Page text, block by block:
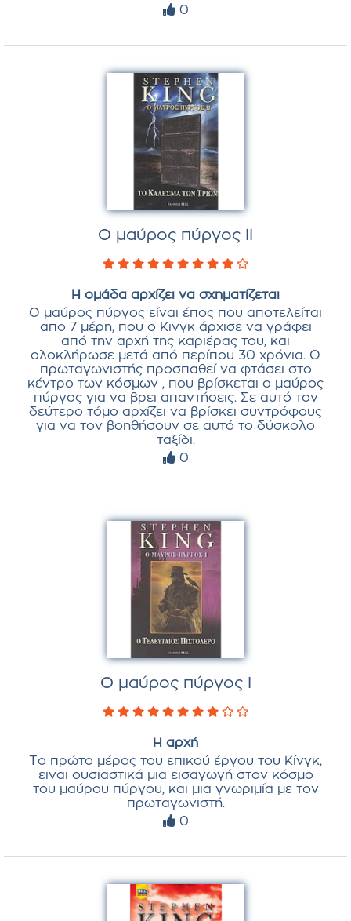
0
Ο μαύρος πύργος ΙΙ
Η ομάδα αρχίζει να σχηματίζεται
Ο μαύρος πύργος είναι έπος που αποτελείται
απο 7 μέρη, που ο Κινγκ άρχισε να γράφει
από την αρχή της καριέρας του, και
ολοκλήρωσε μετά από περίπου 30 χρόνια. Ο
πρωταγωνιστής προσπαθεί να φτάσει στο
κέντρο των κόσμων , που βρίσκεται ο μαύρος
πύργος για να βρει απαντήσεις. Σε αυτό τον
δεύτερο τόμο αρχίζει να βρίσκει συντρόφους
για να τον βοηθήσουν σε αυτό το δύσκολο
ταξίδι.
0
Ο μαύρος πύργος I
Η αρχή
Το πρώτο μέρος του επικού έργου του Κίνγκ,
ειναι ουσιαστικά μια εισαγωγή στον κόσμο
του μαύρου πύργου, και μια γνωριμία με τον
πρωταγωνιστή.
0